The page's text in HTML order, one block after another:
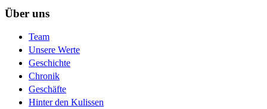
Über uns
Team
Unsere Werte
Geschichte
Chronik
Geschäfte
Hinter den Kulissen